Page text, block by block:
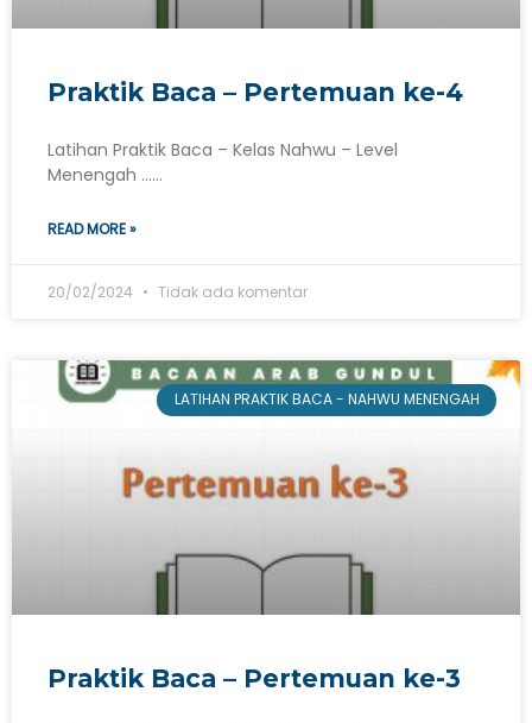
Praktik Baca – Pertemuan ke-4
Latihan Praktik Baca – Kelas Nahwu – Level
Menengah ……
READ MORE »
20/02/2024 Tidak ada komentar
LATIHAN PRAKTIK BACA - NAHWU MENENGAH
Praktik Baca – Pertemuan ke-3